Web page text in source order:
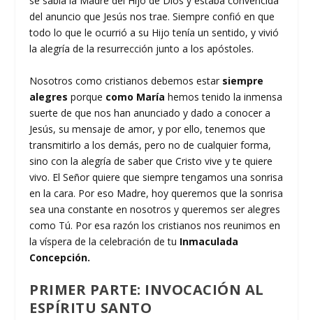
del anuncio que Jesús nos trae. Siempre confió en que
todo lo que le ocurrió a su Hijo tenía un sentido, y vivió
la alegría de la resurrección junto a los apóstoles.
Nosotros como cristianos debemos estar siempre
alegres porque como Maríahemos tenido la inmensa
suerte de que nos han anunciado y dado a conocer a
Jesús, su mensaje de amor, y por ello, tenemos que
transmitirlo a los demás, pero no de cualquier forma,
sino con la alegría de saber que Cristo vive y te quiere
vivo. El Señor quiere que siempre tengamos una sonrisa
en la cara. Por eso Madre, hoy queremos que la sonrisa
sea una constante en nosotros y queremos ser alegres
como Tú. Por esa razón los cristianos nos reunimos en
la víspera de la celebración de tu Inmaculada
Concepción.
PRIMER PARTE: INVOCACIÓN AL
ESPÍRITU SANTO